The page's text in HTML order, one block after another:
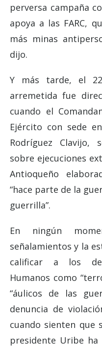
perversa campaña
apoya a las FARC,
más minas
dijo.
Y más tarde, el
arremetida fue
cuando el
Ejército con sede
Rodríguez
sobre ejecuciones
Antioqueño
“hace parte de la
guerrilla”.
En ningún
señalamientos y la
calificar a los
Humanos como
“áulicos de las
denuncia de
cuando sienten que
presidente Uribe ha